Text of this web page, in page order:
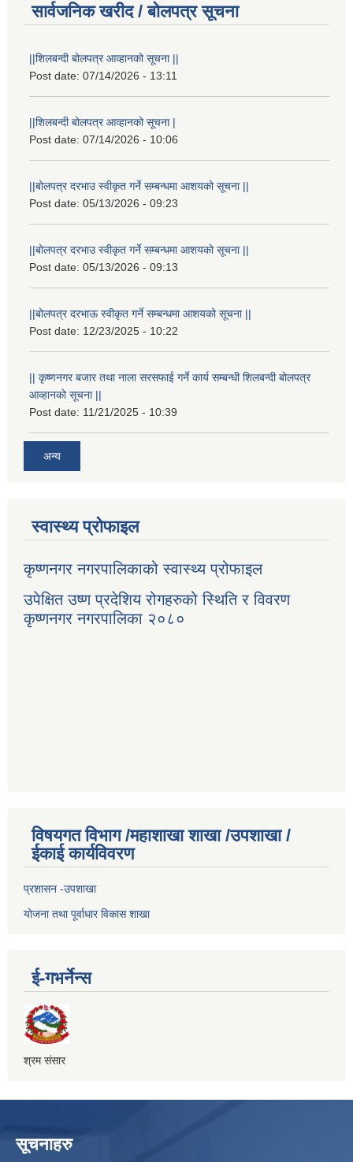
सार्वजनिक खरीद / बोलपत्र सूचना
||शिलबन्दी बोलपत्र आव्हानको सूचना ||
Post date: 07/14/2026 - 13:11
||शिलबन्दी बोलपत्र आव्हानको सूचना |
Post date: 07/14/2026 - 10:06
||बोलपत्र दरभाउ स्वीकृत गर्ने सम्बन्धमा आशयको सूचना ||
Post date: 05/13/2026 - 09:23
||बोलपत्र दरभाउ स्वीकृत गर्ने सम्बन्धमा आशयको सूचना ||
Post date: 05/13/2026 - 09:13
||बोलपत्र दरभाऊ स्वीकृत गर्ने सम्बन्धमा आशयको सूचना ||
Post date: 12/23/2025 - 10:22
|| कृष्णनगर बजार तथा नाला सरसफाई गर्ने कार्य सम्बन्धी शिलबन्दी बोलपत्र
आव्हानको सूचना ||
Post date: 11/21/2025 - 10:39
अन्य
स्वास्थ्य प्रोफाइल
कृष्णनगर नगरपालिकाको स्वास्थ्य प्रोफाइल
उपेक्षित उष्ण प्रदेशिय रोगहरुको स्थिति र विवरण
कृष्णनगर नगरपालिका २०८०
विषयगत विभाग /महाशाखा शाखा /उपशाखा /
ईकाई कार्यविवरण
प्रशासन -उपशाखा
योजना तथा पूर्वाधार विकास शाखा
ई-गभर्नेन्स
श्रम संसार
सूचनाहरु